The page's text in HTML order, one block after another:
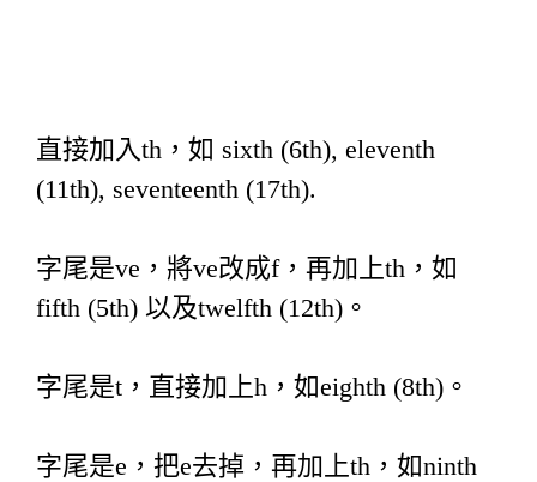
直接加入th，如 sixth (6th), eleventh
(11th), seventeenth (17th).
字尾是ve，將ve改成f，再加上th，如
fifth (5th) 以及twelfth (12th)。
字尾是t，直接加上h，如eighth (8th)。
字尾是e，把e去掉，再加上th，如ninth